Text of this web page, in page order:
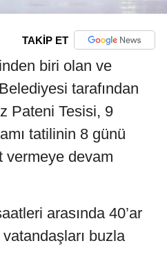
TAKİP ET
biri olan ve
tarafından
Pateni Tesisi, 9
tatilinin 8 günü
vermeye devam
arasında 40’ar
buzla